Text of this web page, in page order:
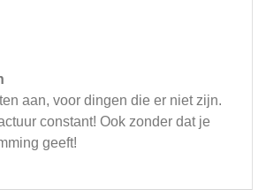
aan, voor dingen die er niet zijn.
constant! Ook zonder dat je
geeft!